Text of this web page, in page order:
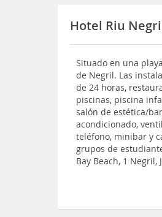
Hotel Riu
Situado en una
de Negril. Las
de 24 horas,
piscinas, piscina
salón de estética/
acondicionado,
teléfono, minibar y
grupos de
Bay Beach, 1 Negril,